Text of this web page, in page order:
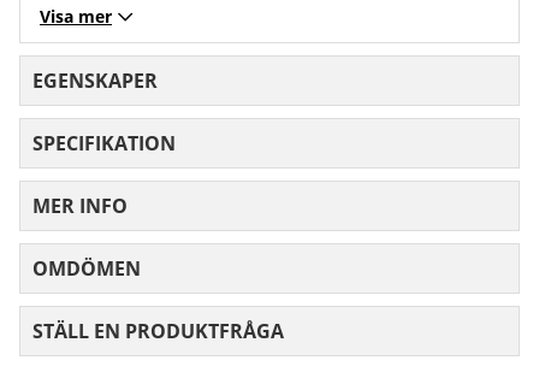
Visa mer
EGENSKAPER
SPECIFIKATION
MER INFO
OMDÖMEN
STÄLL EN PRODUKTFRÅGA